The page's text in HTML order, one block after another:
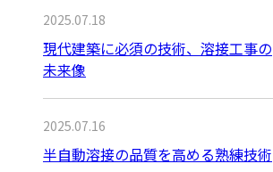
2025.07.18
現代建築に必須の技術、溶接工事の
未来像
2025.07.16
半自動溶接の品質を高める熟練技術